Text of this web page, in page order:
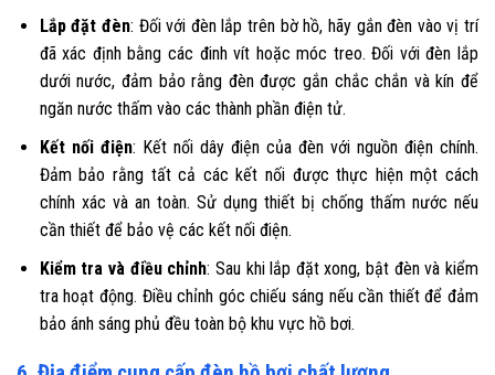
Lắp đặt đèn: Đối với đèn lắp trên bờ hồ, hãy gắn đèn vào vị trí
đã xác định bằng các đinh vít hoặc móc treo. Đối với đèn lắp
dưới nước, đảm bảo rằng đèn được gắn chắc chắn và kín để
ngăn nước thấm vào các thành phần điện tử.
Kết nối điện: Kết nối dây điện của đèn với nguồn điện chính.
Đảm bảo rằng tất cả các kết nối được thực hiện một cách
chính xác và an toàn. Sử dụng thiết bị chống thấm nước nếu
cần thiết để bảo vệ các kết nối điện.
Kiểm tra và điều chỉnh: Sau khi lắp đặt xong, bật đèn và kiểm
tra hoạt động. Điều chỉnh góc chiếu sáng nếu cần thiết để đảm
bảo ánh sáng phủ đều toàn bộ khu vực hồ bơi.